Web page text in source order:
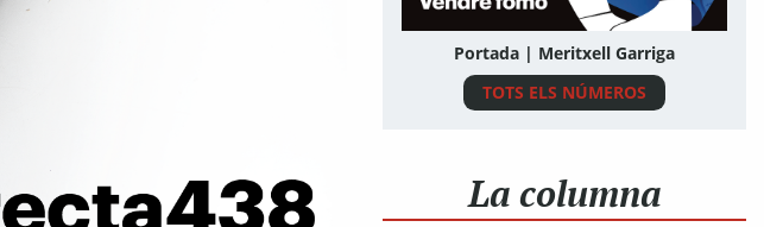
Portada | Meritxell Garriga
TOTS ELS NÚMEROS
La columna